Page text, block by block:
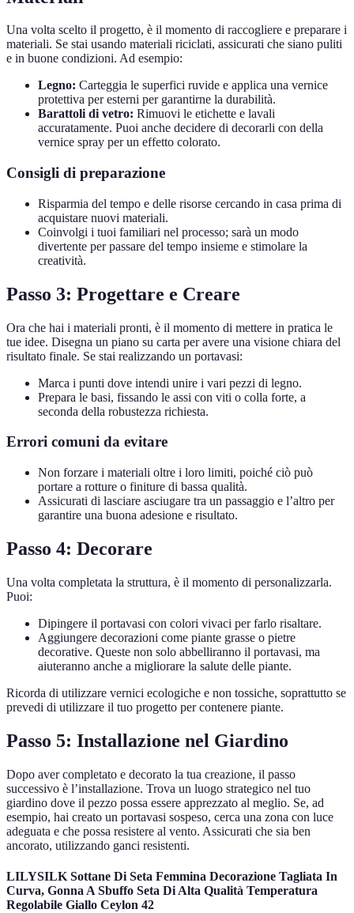
Una volta scelto il progetto, è il momento di raccogliere e preparare i
materiali. Se stai usando materiali riciclati, assicurati che siano puliti
e in buone condizioni. Ad esempio:
Legno: Carteggia le superfici ruvide e applica una vernice
protettiva per esterni per garantirne la durabilità.
Barattoli di vetro: Rimuovi le etichette e lavali
accuratamente. Puoi anche decidere di decorarli con della
vernice spray per un effetto colorato.
Consigli di preparazione
Risparmia del tempo e delle risorse cercando in casa prima di
acquistare nuovi materiali.
Coinvolgi i tuoi familiari nel processo; sarà un modo
divertente per passare del tempo insieme e stimolare la
creatività.
Passo 3: Progettare e Creare
Ora che hai i materiali pronti, è il momento di mettere in pratica le
tue idee. Disegna un piano su carta per avere una visione chiara del
risultato finale. Se stai realizzando un portavasi:
Marca i punti dove intendi unire i vari pezzi di legno.
Prepara le basi, fissando le assi con viti o colla forte, a
seconda della robustezza richiesta.
Errori comuni da evitare
Non forzare i materiali oltre i loro limiti, poiché ciò può
portare a rotture o finiture di bassa qualità.
Assicurati di lasciare asciugare tra un passaggio e l’altro per
garantire una buona adesione e risultato.
Passo 4: Decorare
Una volta completata la struttura, è il momento di personalizzarla.
Puoi:
Dipingere il portavasi con colori vivaci per farlo risaltare.
Aggiungere decorazioni come piante grasse o pietre
decorative. Queste non solo abbelliranno il portavasi, ma
aiuteranno anche a migliorare la salute delle piante.
Ricorda di utilizzare vernici ecologiche e non tossiche, soprattutto se
prevedi di utilizzare il tuo progetto per contenere piante.
Passo 5: Installazione nel Giardino
Dopo aver completato e decorato la tua creazione, il passo
successivo è l’installazione. Trova un luogo strategico nel tuo
giardino dove il pezzo possa essere apprezzato al meglio. Se, ad
esempio, hai creato un portavasi sospeso, cerca una zona con luce
adeguata e che possa resistere al vento. Assicurati che sia ben
ancorato, utilizzando ganci resistenti.
LILYSILK Sottane Di Seta Femmina Decorazione Tagliata In
Curva, Gonna A Sbuffo Seta Di Alta Qualità Temperatura
Regolabile Giallo Ceylon 42